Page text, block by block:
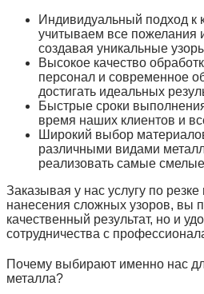
Индивидуальный подход к
учитываем все пожелания
создавая уникальные
Высокое качество
персонал и современное
достигать идеальных
Быстрые сроки
время наших клиентов и
Широкий выбор
различными видами
реализовать самые
Заказывая у нас услугу по
нанесения сложных узоров, вы
качественный результат, но и
сотрудничества с
Почему выбирают именно нас
металла?